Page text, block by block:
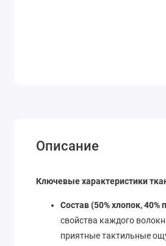
Описание
Ключевые характеристики
Состав (50% хлопок, 40%
свойства каждого
приятные тактильные